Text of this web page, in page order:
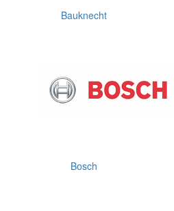
Bauknecht
Bosch